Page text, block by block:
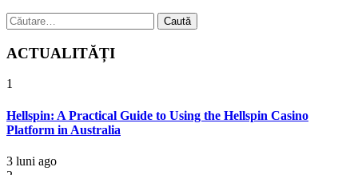
Caută
după:
ACTUALITĂȚI
1
Hellspin: A Practical Guide to Using the Hellspin Casino
Platform in Australia
3 luni ago